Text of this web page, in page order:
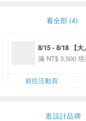
看全部 (4)
8/15 - 8/18 【大
季】滿
滿 NT$ 3,500
前往活動頁
逛設計品牌